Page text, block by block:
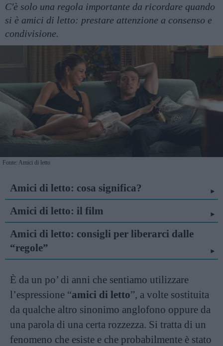
C'è solo una regola importante da ricordare quando
si è amici di letto: prestare attenzione a consenso e
condivisione.
Fonte: Amici di letto
Amici di letto: cosa significa?
Amici di letto: il film
Amici di letto: consigli per liberarci dalle
“regole”
È da un po’ di anni che sentiamo utilizzare
l’espressione “amici di letto”, a volte sostituita
da qualche altro sinonimo anglofono oppure da
una parola di una certa rozzezza. Si tratta di un
fenomeno che esiste e che probabilmente è stato